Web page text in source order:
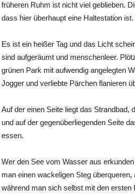
früheren Ruhm ist nicht viel geblieben.
dass hier überhaupt eine Haltestation
Es ist ein heißer Tag und das Licht
sind aufgeräumt und menschenleer.
grünen Park mit aufwendig angelegten
Jogger und verliebte Pärchen flanieren
Auf der einen Seite liegt das Strandbad,
und auf der gegenüberliegenden Seite
essen.
Wer den See vom Wasser aus
man einen wackeligen Steg
während man sich selbst mit den